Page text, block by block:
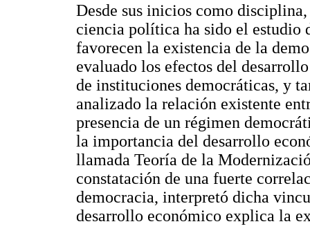
Desde sus inicios como
ciencia política ha sido el estudio
favorecen la existencia de la
evaluado los efectos del
de instituciones democráticas, y
analizado la relación existente
presencia de un régimen
la importancia del desarrollo
llamada Teoría de la
constatación de una fuerte
democracia, interpretó dicha
desarrollo económico explica la